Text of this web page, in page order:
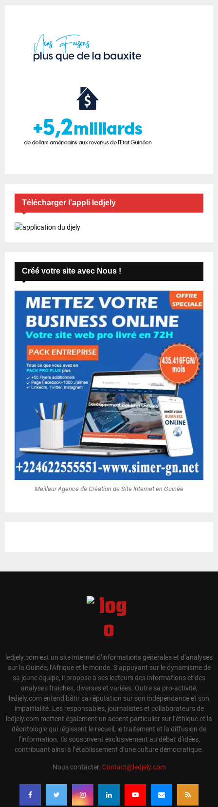
Télécharger l’appli ledjely
Créé votre site avec Nous !
Meilleur Agence de Création de Site Internet en Guinée
ledjely.com est un site internet d’informations générales et d’analyses
sur la Guinée, l’Afrique et le monde. S’appuyant sur le dynamisme de
sa jeune équipe, il propose à ses lecteurs des informations et des
analyses fraiches, diverses et variées. Outre sa pro-activité,
ledjely.com entend bâtir sa réputation sur son indépendance et son
impartialité. Les responsables, journalistes et collaborateurs de
ledjely.com mettent également un accent particulier sur l’éthique et la
déontologie qui régissent le recueil, le traitement et la diffusion de
l’information. Ils souscrivent exclusivement au débat d’idées,
contribuant ainsi à l’établissement d’une culture démocratique.
Nous contacter:Contact@ledjely.com